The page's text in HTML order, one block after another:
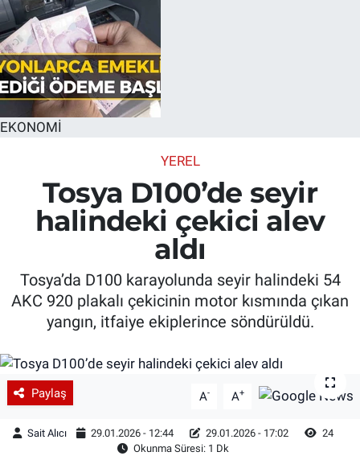
EKONOMİ
YEREL
Tosya D100’de seyir
halindeki çekici alev
aldı
Tosya’da D100 karayolunda seyir halindeki 54
AKC 920 plakalı çekicinin motor kısmında çıkan
yangın, itfaiye ekiplerince söndürüldü.
Paylaş A- A+
Sait Alıcı 29.01.2026 - 12:44 29.01.2026 - 17:02
24
Okunma Süresi: 1 Dk